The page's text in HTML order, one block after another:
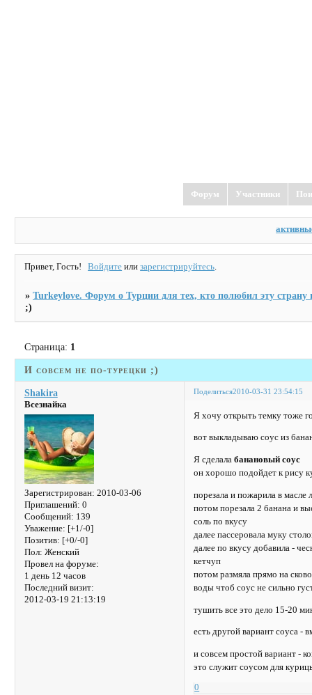
Форум Участники
Привет, Гость! Войдите илизарегистрируйтесь.
»Turkeylove. Форум о Турции для тех, кто полюбил эту страну
;)
И совсем не по-турецки ;)
Страница: 1
Поделиться2010-03-31 23:54:15
Shakira
Всезнайка
Зарегистрирован: 2010-03-06
Приглашений: 0
Сообщений: 139
Уважение: [+1/-0]
Позитив: [+0/-0]
Пол: Женский
Провел на форуме:
1 день 12 часов
Последний визит:
2012-03-19 21:13:19
Я хочу открыть темку тоже
вот выкладываю соус из
Я сделалабанановый соус
он хорошо подойдет к рису
порезала и пожарила в
потом порезала 2 банана и
соль по вкусу
далее пассеровала муку
далее по вкусу добавила -
кетчуп
потом размяла прямо на
воды чтоб соус не сильно
тушить все это дело 15-20
есть другой вариант соуса -
и совсем простой вариант -
это служит соусом для
0